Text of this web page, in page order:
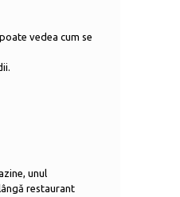
vedea cum se
unul
restaurant